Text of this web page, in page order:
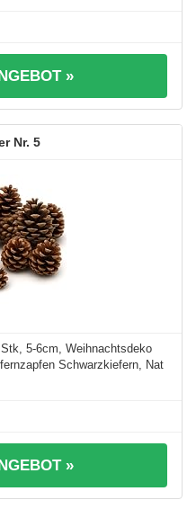
»
5
5-6cm, Weihnachtsdeko
Schwarzkiefern, Nat
»